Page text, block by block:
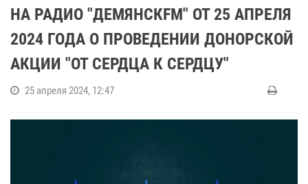
НА РАДИО "ДЕМЯНСКFM" ОТ 25 АПРЕЛЯ
2024 ГОДА О ПРОВЕДЕНИИ ДОНОРСКОЙ
АКЦИИ "ОТ СЕРДЦА К СЕРДЦУ"
25 апреля 2024, 12:47